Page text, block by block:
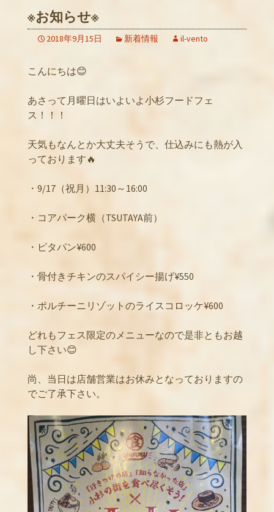
※お知らせ※
2018年9月15日 新着情報 il-vento
こんにちは😊
あさって月曜日はいよいよ小杉フードフェ
ス！！！
天気もなんとか大丈夫そうで、仕込みにも熱が入
っております🔥
・9/17（祝月）11:30～16:00
・コアパーク横（TSUTAYA前）
・ピタパン¥600
・骨付きチキンのスパイシー揚げ¥550
・ポルチーニリゾットのライスコロッケ¥600
どれもフェス限定のメニューなので是非ともお越
し下さい😊
尚、当日は店舗営業はお休みとなっておりますの
でご了承下さい。